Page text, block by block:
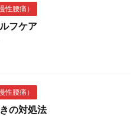
性腰痛）
フケア
性腰痛）
の対処法